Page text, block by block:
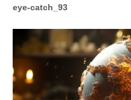
eye-catch_93